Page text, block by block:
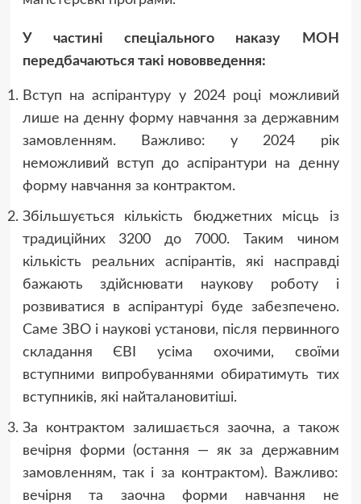
У частині спеціального наказу МОН
передбачаються такі нововведення:
Вступ на аспірантуру у 2024 році можливий
лише на денну форму навчання за державним
замовленням. Важливо: у 2024 рік
неможливий вступ до аспірантури на денну
форму навчання за контрактом.
Збільшується кількість бюджетних місць із
традиційних 3200 до 7000. Таким чином
кількість реальних аспірантів, які насправді
бажають здійснювати наукову роботу і
розвиватися в аспірантурі буде забезпечено.
Саме ЗВО і наукові установи, після первинного
складання ЄВІ усіма охочими, своїми
вступними випробуваннями обиратимуть тих
вступників, які найталановитіші.
За контрактом залишається заочна, а також
вечірня форми (остання — як за державним
замовленням, так і за контрактом). Важливо:
вечірня та заочна форми навчання не